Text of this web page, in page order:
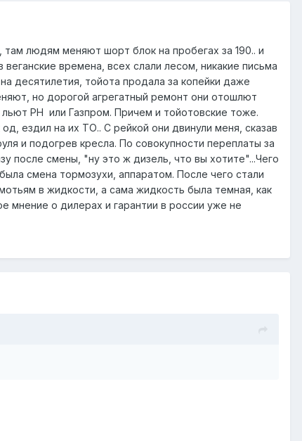
людям меняют шорт блок на пробегах за 190.. и
времена, всех слали лесом, никакие письма
десятилетия, тойота продала за копейки даже
но дорогой агрегатный ремонт они отошлют
РН или Газпром. Причем и тойотовские тоже.
ездил на их ТО.. С рейкой они двинули меня, сказав
и подогрев кресла. По совокупности переплаты за
после смены, "ну это ж дизель, что вы хотите"...Чего
смена тормозухи, аппаратом. После чего стали
в жидкости, а сама жидкость была темная, как
мнение о дилерах и гарантии в россии уже не